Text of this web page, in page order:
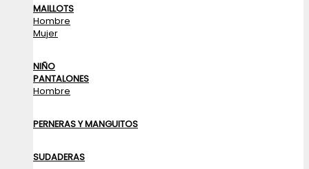
MAILLOTS
Hombre
Mujer
NIÑO
PANTALONES
Hombre
PERNERAS Y MANGUITOS
SUDADERAS